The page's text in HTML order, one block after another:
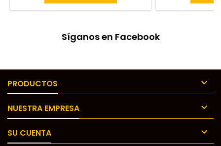
Síganos en Facebook
PRODUCTOS 
NUESTRA EMPRESA 
SU CUENTA 